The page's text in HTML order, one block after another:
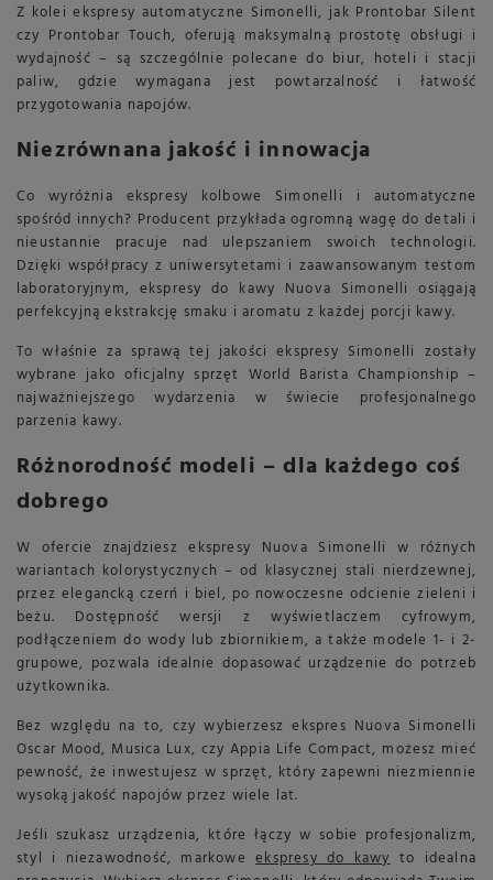
Z kolei ekspresy automatyczne Simonelli, jak Prontobar Silent
czy Prontobar Touch, oferują maksymalną prostotę obsługi i
wydajność – są szczególnie polecane do biur, hoteli i stacji
paliw, gdzie wymagana jest powtarzalność i łatwość
przygotowania napojów.
Niezrównana jakość i innowacja
Co wyróżnia ekspresy kolbowe Simonelli i automatyczne
spośród innych? Producent przykłada ogromną wagę do detali i
nieustannie pracuje nad ulepszaniem swoich technologii.
Dzięki współpracy z uniwersytetami i zaawansowanym testom
laboratoryjnym, ekspresy do kawy Nuova Simonelli osiągają
perfekcyjną ekstrakcję smaku i aromatu z każdej porcji kawy.
To właśnie za sprawą tej jakości ekspresy Simonelli zostały
wybrane jako oficjalny sprzęt World Barista Championship –
najważniejszego wydarzenia w świecie profesjonalnego
parzenia kawy.
Różnorodność modeli – dla każdego coś
dobrego
W ofercie znajdziesz ekspresy Nuova Simonelli w różnych
wariantach kolorystycznych – od klasycznej stali nierdzewnej,
przez elegancką czerń i biel, po nowoczesne odcienie zieleni i
beżu. Dostępność wersji z wyświetlaczem cyfrowym,
podłączeniem do wody lub zbiornikiem, a także modele 1- i 2-
grupowe, pozwala idealnie dopasować urządzenie do potrzeb
użytkownika.
Bez względu na to, czy wybierzesz ekspres Nuova Simonelli
Oscar Mood, Musica Lux, czy Appia Life Compact, możesz mieć
pewność, że inwestujesz w sprzęt, który zapewni niezmiennie
wysoką jakość napojów przez wiele lat.
Jeśli szukasz urządzenia, które łączy w sobie profesjonalizm,
styl i niezawodność, markoweekspresy do kawyto idealna